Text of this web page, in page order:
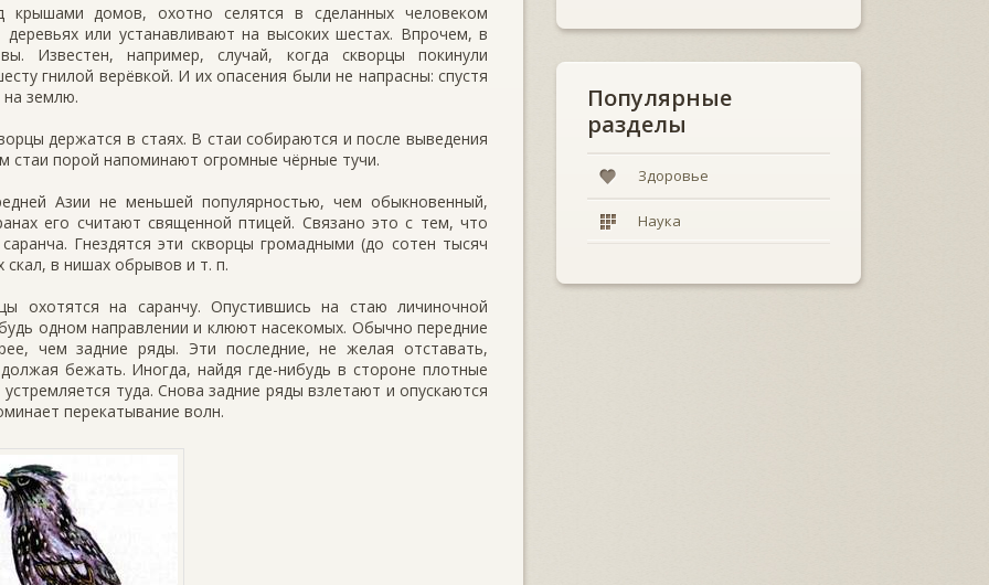
крышами домов, охотно селятся в сделанных человеком
или устанавливают на вы­соких шестах. Впрочем, в
Известен, например, случай, когда скворцы покинули
гнилой верёвкой. И их опасения были не напрасны: спустя
на землю.
держатся в стаях. В стаи собираются и после выведения
стаи порой напоминают огром­ные чёрные тучи.
Азии не меньшей популярностью, чем обык­новенный,
его считают священной птицей. Связано это с тем, что
Гнездятся эти сквор­цы громадными (до сотен тысяч
скал, в нишах обрывов и т. п.
охотятся на саранчу. Опустившись на стаю ли­чиночной
одном направлении и клюют на­секомых. Обычно передние
чем задние ряды. Эти последние, не желая отставать,
бежать. Иногда, найдя где-нибудь в стороне плотные
туда. Снова задние ряды взлетают и опускаются
перекатывание волн.
Популярные
разделы
Здоровье
Наука